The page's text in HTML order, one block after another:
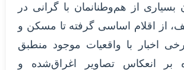
بسیاری از هم‌وطنانمان با گرانی در
از اقلام اساسی گرفته تا مسکن و
اخبار با واقعیات موجود منطبق
بر انعکاس تصاویر اغراق‌شده و